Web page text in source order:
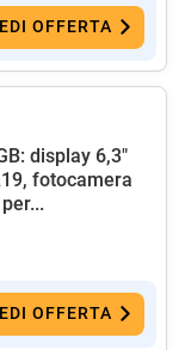
OFFERTA
display 6,3"
fotocamera
OFFERTA